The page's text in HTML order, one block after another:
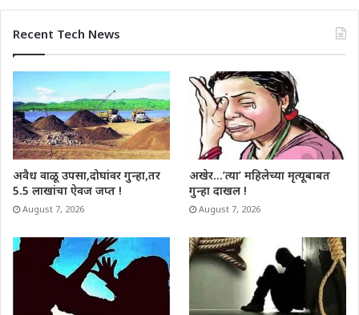
Recent Tech News
अवैध वाळू उपसा,दोघांवर गुन्हा,तर
5.5 लाखांचा ऐवज जप्त !
August 7, 2026
अखेर…’त्या’ महिलेच्या मृत्यूबाबत
गुन्हा दाखल !
August 7, 2026